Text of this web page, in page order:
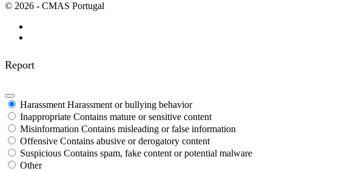
© 2026 - CMAS Portugal
Report
Harassment Harassment or bullying behavior
Inappropriate Contains mature or sensitive content
Misinformation Contains misleading or false information
Offensive Contains abusive or derogatory content
Suspicious Contains spam, fake content or potential malware
Other